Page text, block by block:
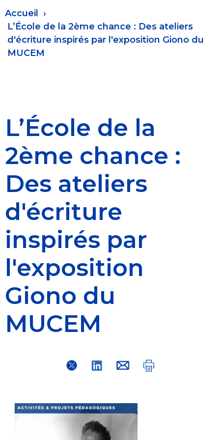
Fil
d'Ariane
Accueil
L’École de la 2ème chance : Des ateliers
d'écriture inspirés par l'exposition Giono du
MUCEM
L’École de la
2ème chance :
Des ateliers
d'écriture
inspirés par
l'exposition
Giono du
MUCEM